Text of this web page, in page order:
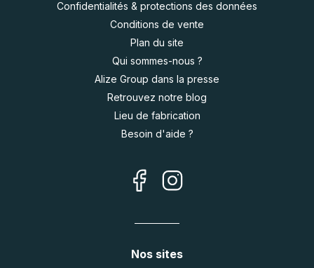
Confidentialités & protections des données
Conditions de vente
Plan du site
Qui sommes-nous ?
Alize Group dans la presse
Retrouvez notre blog
Lieu de fabrication
Besoin d'aide ?
Nos sites